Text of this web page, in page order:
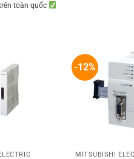
toàn quốc
-12%
MITSUBISHI